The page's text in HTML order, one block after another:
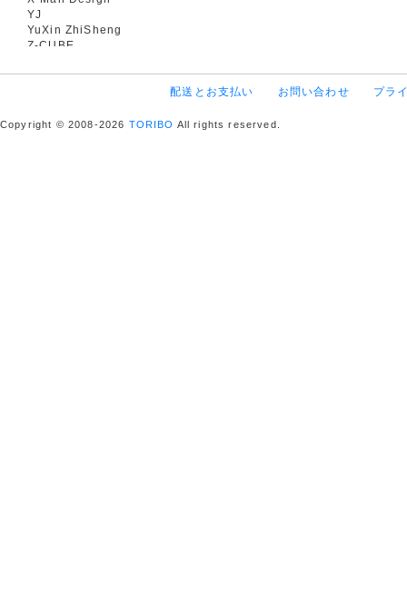
YJ
YuXin ZhiSheng
Z-CUBE
配送とお支払い お問い合わせ プラ
Copyright © 2008-2026 TORIBO All rights reserved.